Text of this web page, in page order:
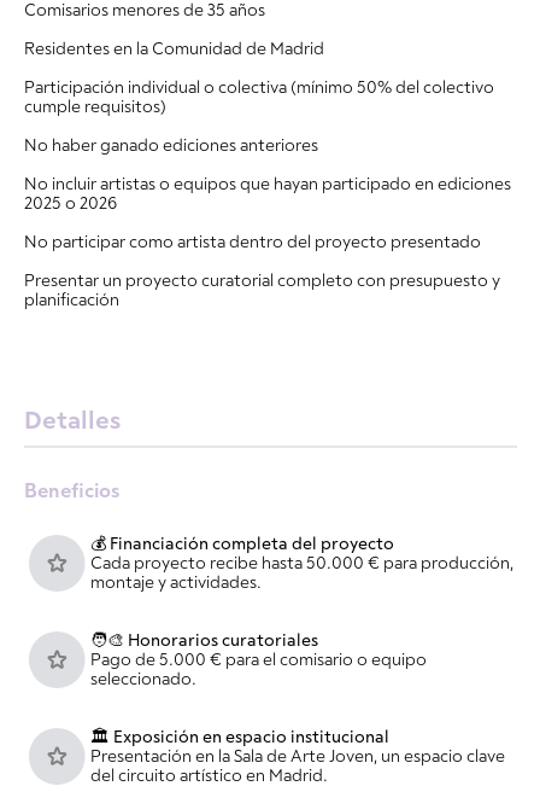
Comisarios menores de 35 años
Residentes en la Comunidad de Madrid
Participación individual o colectiva (mínimo 50% del colectivo
cumple requisitos)
No haber ganado ediciones anteriores
No incluir artistas o equipos que hayan participado en ediciones
2025 o 2026
No participar como artista dentro del proyecto presentado
Presentar un proyecto curatorial completo con presupuesto y
planificación
Detalles
Beneficios
💰 Financiación completa del proyecto
Cada proyecto recibe hasta 50.000 € para producción,
montaje y actividades.
🧑‍🎨 Honorarios curatoriales
Pago de 5.000 € para el comisario o equipo
seleccionado.
🏛️ Exposición en espacio institucional
Presentación en la Sala de Arte Joven, un espacio clave
del circuito artístico en Madrid.